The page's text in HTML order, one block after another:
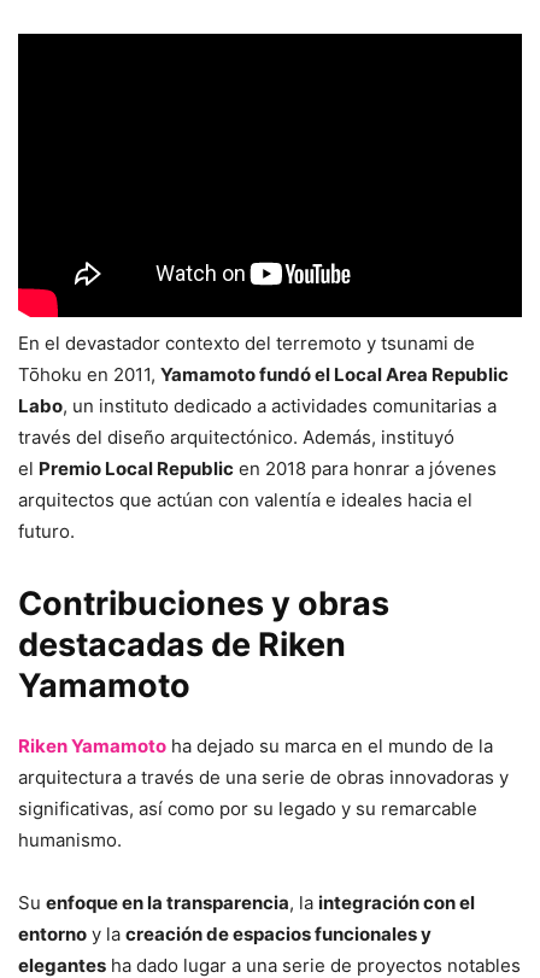
En el devastador contexto del terremoto y tsunami de
Tōhoku en 2011, Yamamoto fundó el Local Area Republic
Labo, un instituto dedicado a actividades comunitarias a
través del diseño arquitectónico. Además, instituyó
el Premio Local Republic en 2018 para honrar a jóvenes
arquitectos que actúan con valentía e ideales hacia el
futuro.
Contribuciones y obras
destacadas de Riken
Yamamoto
Riken Yamamoto ha dejado su marca en el mundo de la
arquitectura a través de una serie de obras innovadoras y
significativas, así como por su legado y su remarcable
humanismo.
Su enfoque en la transparencia, la integración con el
entorno y la creación de espacios funcionales y
elegantes ha dado lugar a una serie de proyectos notables